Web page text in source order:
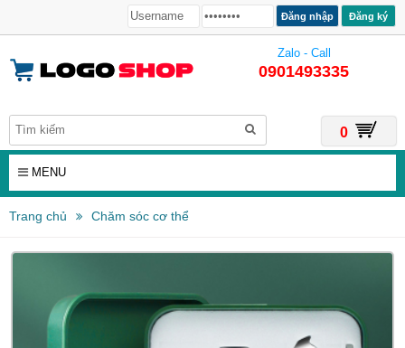
Đăng ký
Zalo - Call
0901493335
0
MENU
Trang chủ Chăm sóc cơ thể